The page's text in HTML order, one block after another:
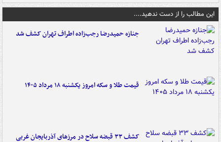
این مطالب را از دست ندهید....
جنازه حمیدرضا رجب‌زاده اطراف تهران کشف شد
قیمت طلا و سکه امروز یکشنبه ۱۸ مرداد ۱۴۰۵
کشف ۳۳ قبضه سلاح در مرزهای آذربایجان غربی